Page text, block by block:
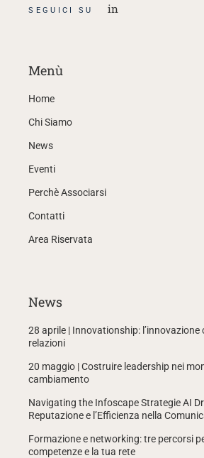
SEGUICI SU in
Menù
Home
Chi Siamo
News
Eventi
Perchè Associarsi
Contatti
Area Riservata
News
28 aprile | Innovationship: l’innovazione
relazioni
20 maggio | Costruire leadership nei
cambiamento
Navigating the Infoscape Strategie AI
Reputazione e l’Efficienza nella
Formazione e networking: tre percorsi
competenze e la tua rete